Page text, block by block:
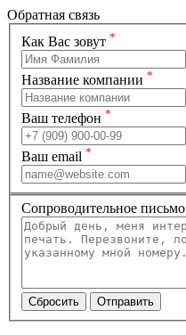
Обратная связь
Как Вас зовут *
Название компании *
Ваш телефон *
Ваш email *
Сопроводительное письмо